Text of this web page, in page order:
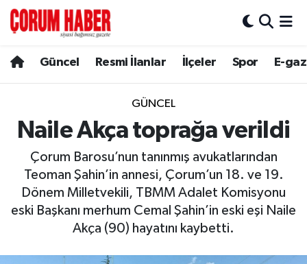
Güncel Resmi İlanlar İlçeler Spor E-
GÜNCEL
Naile Akça toprağa verildi
Çorum Barosu’nun tanınmış avukatlarından
Teoman Şahin’in annesi, Çorum’un 18. ve 19.
Dönem Milletvekili, TBMM Adalet Komisyonu
eski Başkanı merhum Cemal Şahin’in eski eşi Naile
Akça (90) hayatını kaybetti.
Spor
Resmi İlanlar
Alaca
Bayat
Boğazkale
Dodurga
Hava Durumu
Çorum Namaz Vakitleri
Trafik Durumu
Süper Lig Puan Durumu ve Fikstür
Tüm Manşetler
Son Dakika Haberleri